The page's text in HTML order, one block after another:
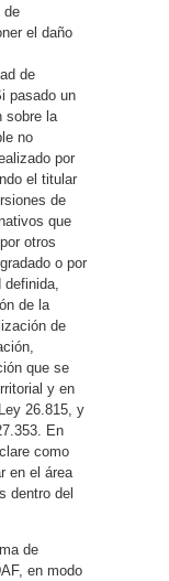
de
el daño
de
pasado un
sobre la
no
por
el titular
de
que
otros
o por
de la
de
que se
y en
26.815, y
En
como
en el área
dentro del
de
en modo